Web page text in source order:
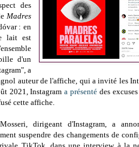
des
Madres
: en
lait est
d'un
a
auteur de l'affiche, qui a invité les
2021, Instagrama présenté des
cette affiche.
dirigeant d'Instagram, a
suspendre des changements de